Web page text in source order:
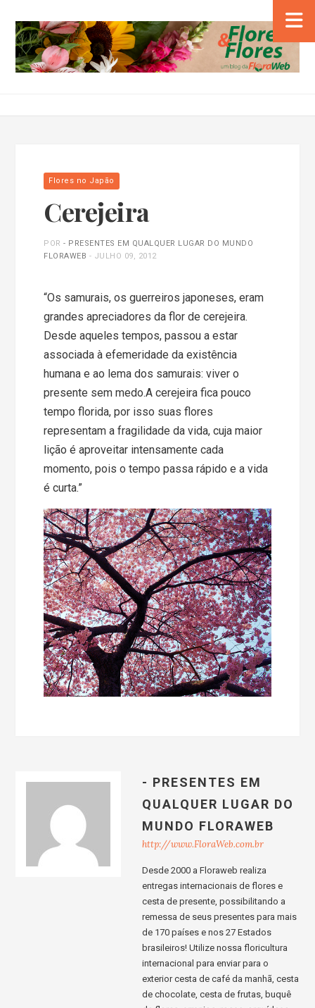
Flores no Japão
Cerejeira
POR- PRESENTES EM QUALQUER LUGAR DO MUNDO
FLORAWEB - JULHO 09, 2012
“Os samurais, os guerreiros japoneses, eram
grandes apreciadores da flor de cerejeira.
Desde aqueles tempos, passou a estar
associada à efemeridade da existência
humana e ao lema dos samurais: viver o
presente sem medo.A cerejeira fica pouco
tempo florida, por isso suas flores
representam a fragilidade da vida, cuja maior
lição é aproveitar intensamente cada
momento, pois o tempo passa rápido e a vida
é curta.”
- PRESENTES EM
QUALQUER LUGAR DO
MUNDO FLORAWEB
http://www.FloraWeb.com.br
Desde 2000 a Floraweb realiza
entregas internacionais de flores e
cesta de presente, possibilitando a
remessa de seus presentes para mais
de 170 países e nos 27 Estados
brasileiros! Utilize nossa floricultura
internacional para enviar para o
exterior cesta de café da manhã, cesta
de chocolate, cesta de frutas, buquê